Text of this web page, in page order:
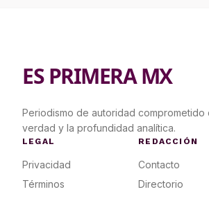
ES PRIMERA MX
Periodismo de autoridad comprometido
verdad y la profundidad analítica.
LEGAL
Privacidad
Términos
REDACCIÓN
Contacto
Directorio